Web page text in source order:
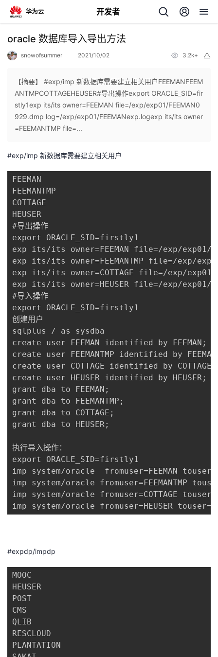
开发者
返
个
页
开
发
者
我
的
博
客
我
的
论
坛
我
的
圈
子
我
的
直
播
我
的
活
动
我
的
关
注
的
开
发
者
学
堂
我
的
课
程
我
的
认
证
我
的
实
验
我
的
收
藏
我
的
Programs
我
的
支
持
我
的
技
术
支
持
我
的
云
声
建
议
oracle 数据库导入导出方法
snowofsummer 2021/10/02 3.2k+
【摘要】 #exp/imp 新数据库需要建立相关用户FEEMANFEEM
ANTMPCOTTAGEHEUSER#导出操作export ORACLE_SID=fir
stly1exp its/its owner=FEEMAN file=/exp/exp01/FEEMAN0
929.dmp log=/exp/exp01/FEEMANexp.logexp its/its owner
=FEEMANTMP file=...
#exp/imp 新数据库需要建立相关用户
FEEMAN
FEEMANTMP
COTTAGE
HEUSER
#导出操作
export ORACLE_SID=firstly1
exp its/its owner=FEEMAN file=/exp/exp01/
exp its/its owner=FEEMANTMP file=/exp/exp01/
exp its/its owner=COTTAGE file=/exp/exp01/
exp its/its owner=HEUSER file=/exp/exp01/
#导入操作
export ORACLE_SID=firstly1
创建用户
sqlplus / as sysdba
create user FEEMAN identified by FEEMAN;
create user FEEMANTMP identified by
create user COTTAGE identified by COTTAGE;
create user HEUSER identified by HEUSER;
grant dba to FEEMAN;
grant dba to FEEMANTMP;
grant dba to COTTAGE;
grant dba to HEUSER;
执行导入操作：
export ORACLE_SID=firstly1
imp system/oracle  fromuser=FEEMAN
imp system/oracle fromuser=FEEMANTMP
imp system/oracle fromuser=COTTAGE
imp system/oracle fromuser=HEUSER
#expdp/impdp
MOOC
HEUSER
POST
CMS
QLIB
RESCLOUD
PLANTATION